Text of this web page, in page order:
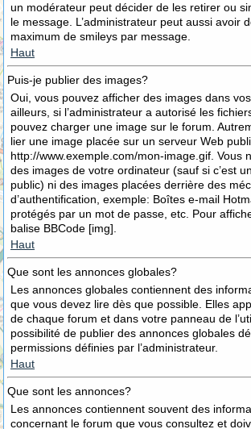
un modérateur peut décider de les retirer ou
le message. L’administrateur peut aussi avoir
maximum de smileys par message.
Haut
Puis-je publier des images?
Oui, vous pouvez afficher des images dans
ailleurs, si l’administrateur a autorisé les
pouvez charger une image sur le forum.
lier une image placée sur un serveur Web
http://www.exemple.com/mon-image.gif. Vous
des images de votre ordinateur (sauf si c’est
public) ni des images placées derrière des
d’authentification, exemple: Boîtes e-mail
protégés par un mot de passe, etc. Pour
balise BBCode [img].
Haut
Que sont les annonces globales?
Les annonces globales contiennent des
que vous devez lire dès que possible. Elles
de chaque forum et dans votre panneau de
possibilité de publier des annonces globales
permissions définies par l’administrateur.
Haut
Que sont les annonces?
Les annonces contiennent souvent des
concernant le forum que vous consultez et